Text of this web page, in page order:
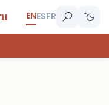
ENESFR